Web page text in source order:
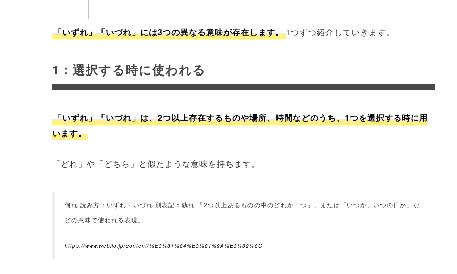
「いずれ」「いづれ」には3つの異なる意味が存在します。1つずつ紹介していきます。
1：選択する時に使われる
「いずれ」「いづれ」は、2つ以上存在するものや場所、時間などのうち、1つを選択する時に用
います。
「どれ」や「どちら」と似たような意味を持ちます。
何れ 読み方：いずれ・いづれ 別表記：孰れ 「2つ以上あるものの中のどれか一つ」、または「いつか、いつの日か」な
どの意味で使われる表現。
https://www.weblio.jp/content/%E3%81%84%E3%81%9A%E3%82%8C